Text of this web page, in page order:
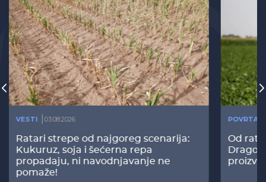
VESTI 03.08.2026
Ratari strepe od najgoreg scenarija:
Kukuruz, soja i šećerna repa
propadaju, ni navodnjavanje ne
pomaže!
Od